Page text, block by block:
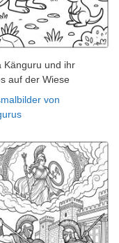
Känguru und ihr
auf der Wiese
von